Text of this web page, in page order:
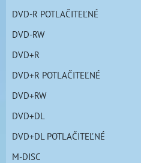
DVD-R POTLAČITEĽNÉ
DVD-RW
DVD+R
DVD+R POTLAČITEĽNÉ
DVD+RW
DVD+DL
DVD+DL POTLAČITEĽNÉ
M-DISC